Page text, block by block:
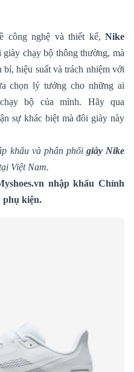
công nghệ và thiết kế, Nike
chạy bộ thông thường, mà
hiệu suất và trách nhiệm với
chọn lý tưởng cho những ai
bộ của mình. Hãy qua
sự khác biệt mà đôi giày này
khẩu và phân phối giày Nike
Việt Nam.
nhập khẩu Chính
phụ kiện.